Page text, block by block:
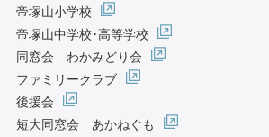
帝塚山小学校
帝塚山中学校･高等学校
同窓会 わかみどり会
ファミリークラブ
後援会
短大同窓会 あかねぐも